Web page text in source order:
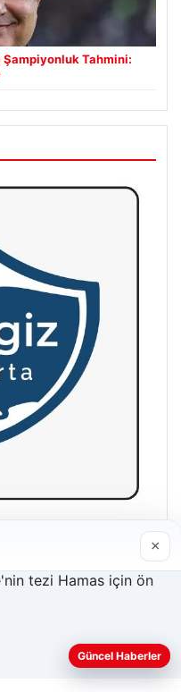
Şampiyonluk Tahmini:
iyi anlayabilmek,
×
Güncel Haberler